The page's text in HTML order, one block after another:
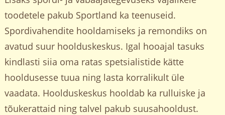
toodetele pakub Sportland ka teenuseid.
Spordivahendite hooldamiseks ja remondiks on
avatud suur hoolduskeskus. Igal hooajal tasuks
kindlasti siia oma ratas spetsialistide kätte
hooldusesse tuua ning lasta korralikult üle
vaadata. Hoolduskeskus hooldab ka rulluiske ja
tõukerattaid ning talvel pakub suusahooldust.